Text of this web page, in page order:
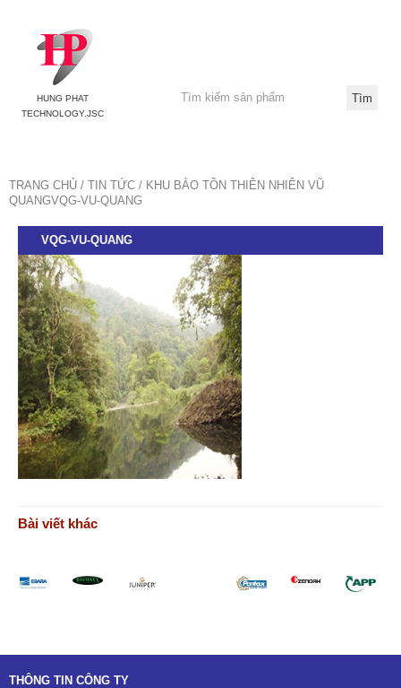
HUNG PHAT
TECHNOLOGY.JSC
TRANG CHỦ TIN TỨC
KHU BẢO TỒN THIÊN NHIÊN VŨ
QUANGVQG-VU-QUANG
VQG-VU-QUANG
Bài viết khác
THÔNG TIN CÔNG TY